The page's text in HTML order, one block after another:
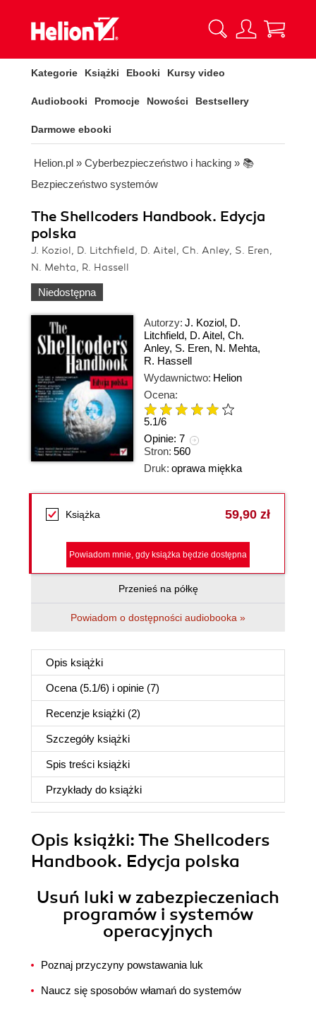
Kategorie Książki Ebooki Kursy video
Audiobooki Promocje Nowości Bestsellery
Darmowe ebooki
Helion.pl » Cyberbezpieczeństwo i hacking » 📚
Bezpieczeństwo systemów
The Shellcoders Handbook. Edycja
polska
J. Koziol, D. Litchfield, D. Aitel, Ch. Anley, S. Eren,
N. Mehta, R. Hassell
Niedostępna
Autorzy: J. Koziol, D.
Litchfield, D. Aitel, Ch.
Anley, S. Eren, N. Mehta,
R. Hassell
Wydawnictwo: Helion
Ocena:
5.1/6
Opinie: 7
Stron: 560
Druk: oprawa miękka
Książka 59,90 zł
Powiadom mnie, gdy książka będzie dostępna
Przenieś na półkę
Powiadom o dostępności audiobooka »
Opis książki
Ocena (5.1/6) i opinie (7)
Recenzje książki (2)
Szczegóły książki
Spis treści książki
Przykłady do książki
Opis książki: The Shellcoders
Handbook. Edycja polska
Usuń luki w zabezpieczeniach
programów i systemów
operacyjnych
Poznaj przyczyny powstawania luk
Naucz się sposobów włamań do systemów